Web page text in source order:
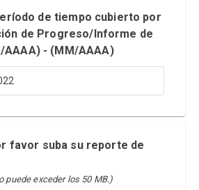
de tiempo cubierto por
de Progreso/Informe de
- (MM/AAAA)
favor suba su reporte de
puede exceder los 50 MB.)